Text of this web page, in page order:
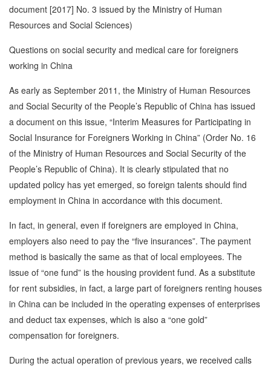
document [2017] No. 3 issued by the Ministry of Human
Resources and Social Sciences)
Questions on social security and medical care for foreigners
working in China
As early as September 2011, the Ministry of Human Resources
and Social Security of the People’s Republic of China has issued
a document on this issue, “Interim Measures for Participating in
Social Insurance for Foreigners Working in China” (Order No. 16
of the Ministry of Human Resources and Social Security of the
People’s Republic of China). It is clearly stipulated that no
updated policy has yet emerged, so foreign talents should find
employment in China in accordance with this document.
In fact, in general, even if foreigners are employed in China,
employers also need to pay the “five insurances”. The payment
method is basically the same as that of local employees. The
issue of “one fund” is the housing provident fund. As a substitute
for rent subsidies, in fact, a large part of foreigners renting houses
in China can be included in the operating expenses of enterprises
and deduct tax expenses, which is also a “one gold”
compensation for foreigners.
During the actual operation of previous years, we received calls